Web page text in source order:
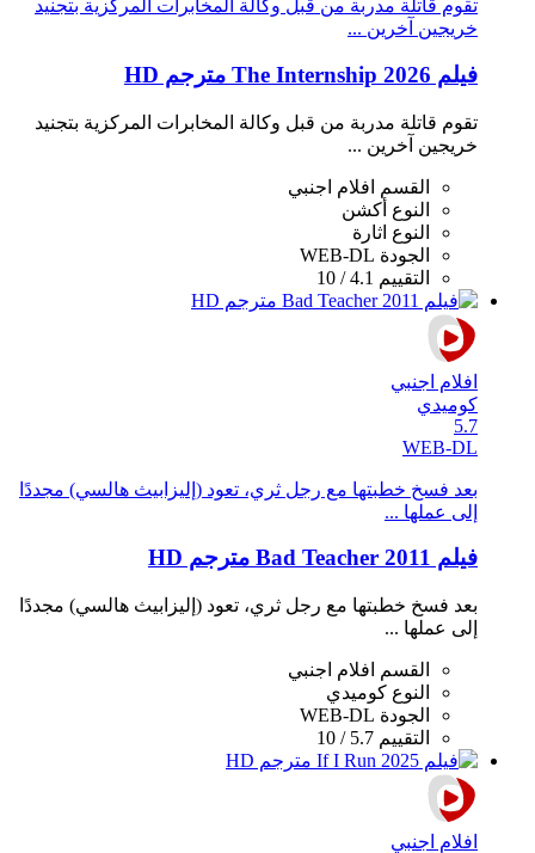
تقوم قاتلة مدربة من قبل وكالة المخابرات المركزية بتجنيد
خريجين آخرين ...
فيلم The Internship 2026 مترجم HD
تقوم قاتلة مدربة من قبل وكالة المخابرات المركزية بتجنيد
خريجين آخرين ...
القسم
افلام اجنبي
النوع أكشن
النوع اثارة
الجودة WEB-DL
التقييم 4.1 / 10
افلام اجنبي
كوميدي
5.7
WEB-DL
بعد فسخ خطبتها مع رجل ثري، تعود (إليزابيث هالسي) مجددًا
إلى عملها ...
فيلم Bad Teacher 2011 مترجم HD
بعد فسخ خطبتها مع رجل ثري، تعود (إليزابيث هالسي) مجددًا
إلى عملها ...
القسم
افلام اجنبي
النوع كوميدي
الجودة WEB-DL
التقييم 5.7 / 10
افلام اجنبي